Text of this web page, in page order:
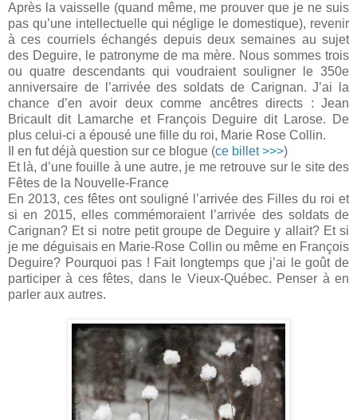
Après la vaisselle (quand même, me prouver que je ne suis
pas qu’une intellectuelle qui néglige le domestique), revenir
à ces courriels échangés depuis deux semaines au sujet
des Deguire, le patronyme de ma mère. Nous sommes trois
ou quatre descendants qui voudraient souligner le 350e
anniversaire de l’arrivée des soldats de Carignan. J’ai la
chance d’en avoir deux comme ancêtres directs : Jean
Bricault dit Lamarche et François Deguire dit Larose. De
plus celui-ci a épousé une fille du roi, Marie Rose Collin.
Il en fut déjà question sur ce blogue (ce billet >>>)
Et là, d’une fouille à une autre, je me retrouve sur le site des
Fêtes de la Nouvelle-France
En 2013, ces fêtes ont souligné l’arrivée des Filles du roi et
si en 2015, elles commémoraient l’arrivée des soldats de
Carignan? Et si notre petit groupe de Deguire y allait? Et si
je me déguisais en Marie-Rose Collin ou même en François
Deguire? Pourquoi pas ! Fait longtemps que j’ai le goût de
participer à ces fêtes, dans le Vieux-Québec. Penser à en
parler aux autres.